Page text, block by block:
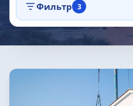
Все объекты
Дома на Бледе
Земельные участки под
Земельные участки в
Фильтр 3
Предложения